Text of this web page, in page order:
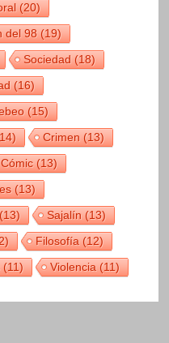
(20)
del 98(19)
Sociedad(18)
(16)
(15)
Crimen(13)
Cómic(13)
(13)
Sajalín(13)
Filosofía(12)
(11) Violencia(11)